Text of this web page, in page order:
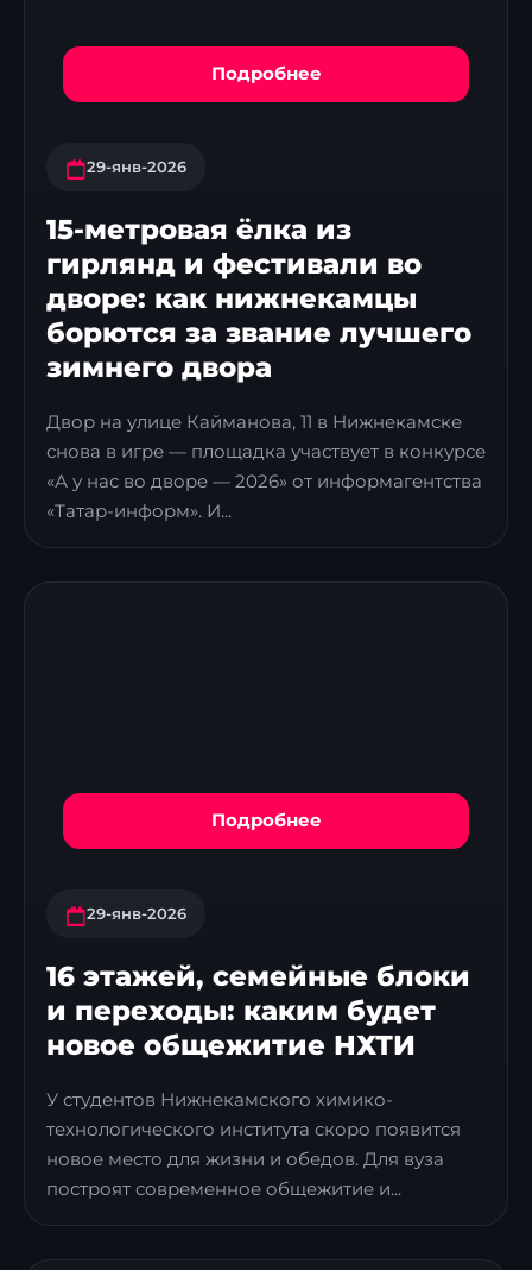
Подробнее
29-янв-2026
15-метровая ёлка из
гирлянд и фестивали во
дворе: как нижнекамцы
борются за звание лучшего
зимнего двора
Двор на улице Кайманова, 11 в Нижнекамске
снова в игре — площадка участвует в конкурсе
«А у нас во дворе — 2026» от информагентства
«Татар-информ». И...
Подробнее
29-янв-2026
16 этажей, семейные блоки
и переходы: каким будет
новое общежитие НХТИ
У студентов Нижнекамского химико-
технологического института скоро появится
новое место для жизни и обедов. Для вуза
построят современное общежитие и...